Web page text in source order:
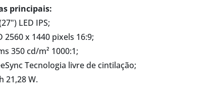
principais:
LED IPS;
2560 x 1440 pixels 16:9;
350 cd/m² 1000:1;
Tecnologia livre de cintilação;
21,28 W.